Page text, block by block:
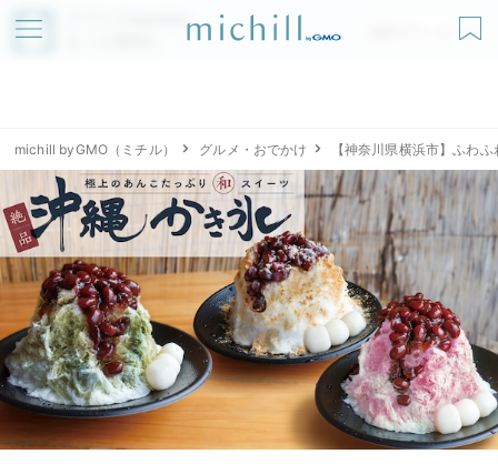
アプリでmichillが
無料ダウンロード
michill byGMO（ミチル） グルメ・おでかけ 【神奈川県横浜市】ふわ